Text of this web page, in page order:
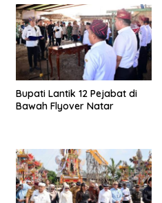
Bupati Lantik 12 Pejabat di
Bawah Flyover Natar